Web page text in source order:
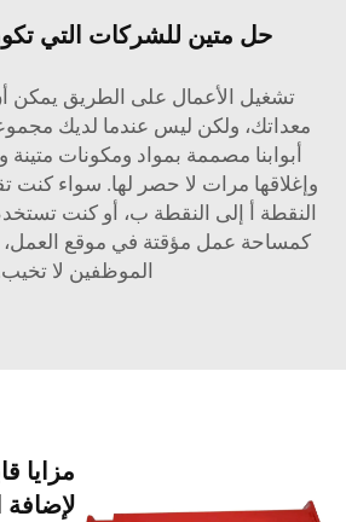
حل متين للشركات التي
تشغيل الأعمال على الطريق يمكن
معداتك، ولكن ليس عندما لديك
أبوابنا مصممة بمواد ومكونات متينة
وإغلاقها مرات لا حصر لها. سواء كنت
النقطة أ إلى النقطة ب، أو كنت
كمساحة عمل مؤقتة في موقع العمل،
الموظفين لا
مزايا
لإضافة